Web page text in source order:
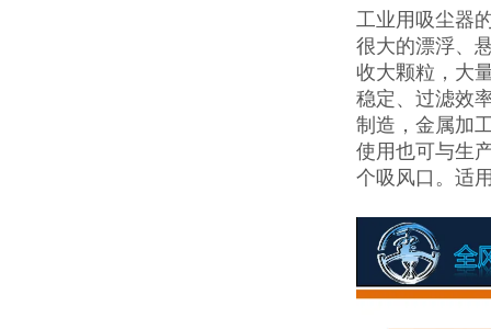
工业用吸尘器
很大的漂浮、
收大颗粒，大
稳定、过滤效
制造，金属加
使用也可与生
个吸风口。适